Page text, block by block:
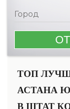
ТОП
АСТАНА
В ШТАТ